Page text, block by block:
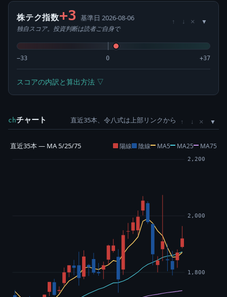
株テク指数+3 基準日 2026-08-06
独自スコア。投資判断は読者ご自身で
↑ ↓ ×
−33 0 +37
スコアの内訳と算出方法 ▽
chチャート 直近35本、令八式は上部リンクから ↑ ↓ ×
直近35本 — MA 5/25/75 陽線 陰線 MA5 MA25 MA75
1,800
2,000
2,200